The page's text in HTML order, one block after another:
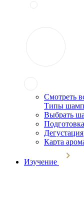
Смотреть
Типы
Выбрать
Дегустация
Карта
Изучение